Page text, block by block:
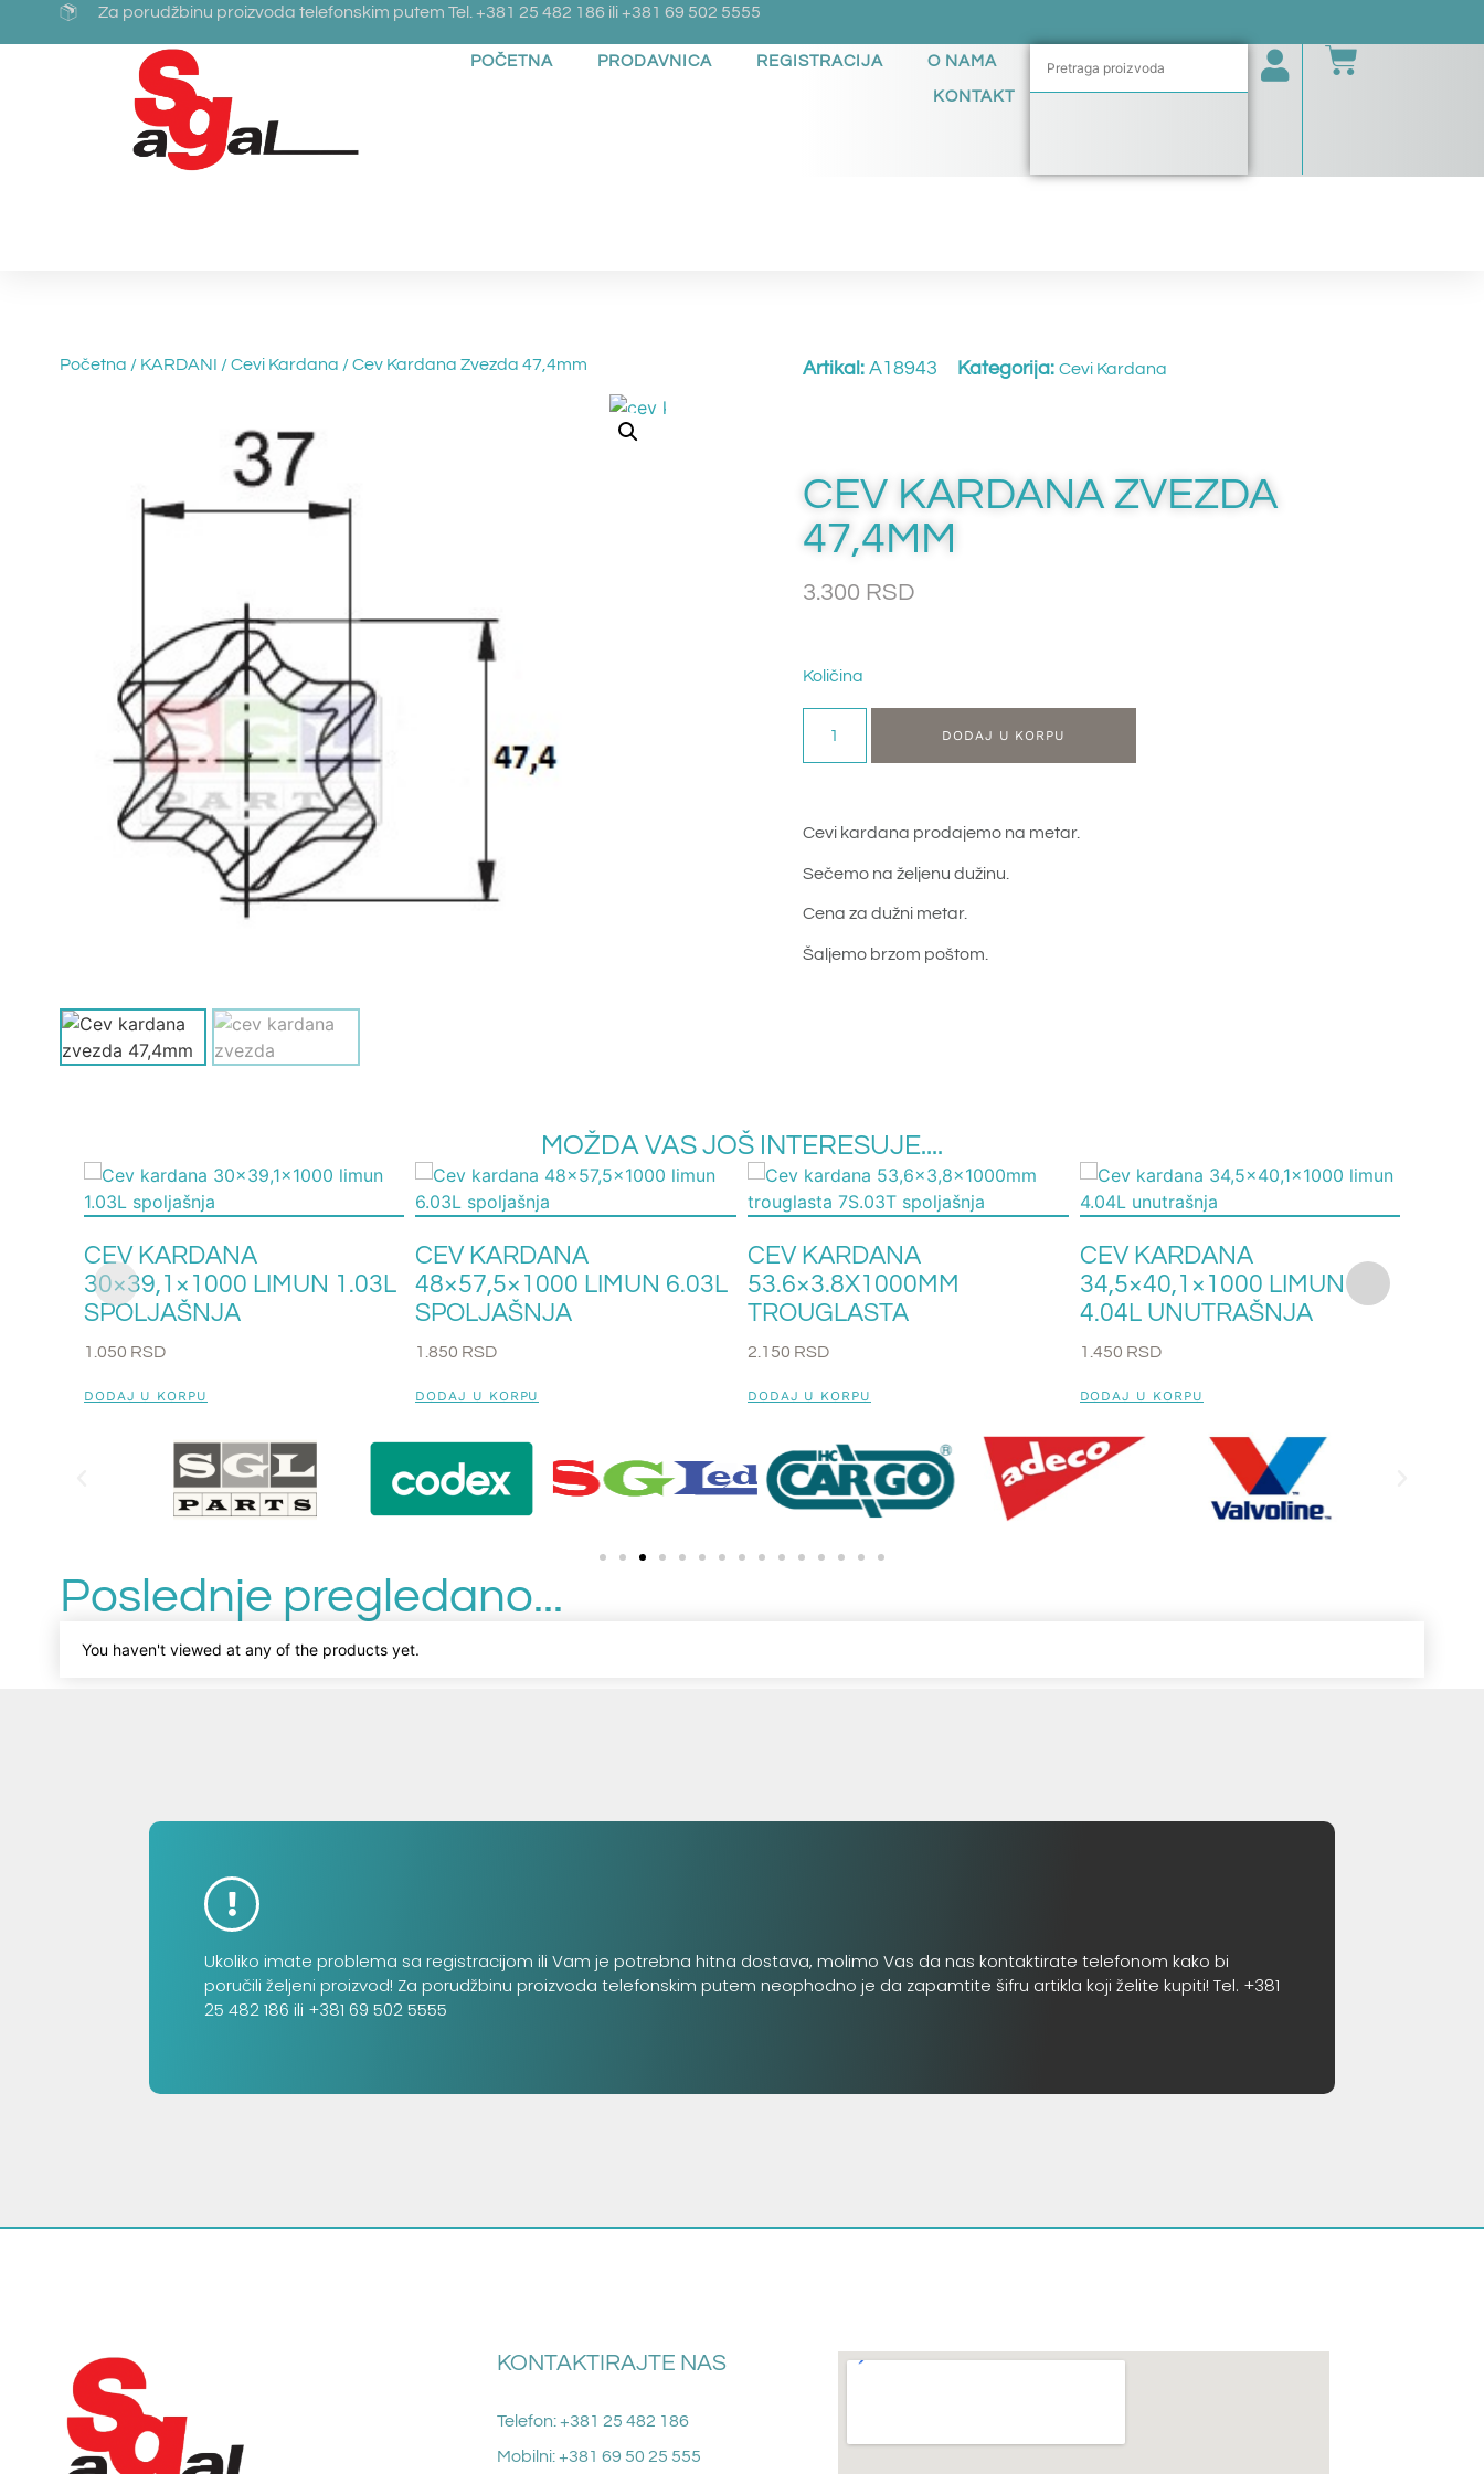
Za porudžbinu proizvoda telefonskim putem Tel. +381 25 482 186 ili +381 69 502 5555
POČETNA PRODAVNICA REGISTRACIJA O NAMA
KONTAKT
Početna / KARDANI /Cevi Kardana / Cev Kardana Zvezda 47,4mm Artikal: A18943 Kategorija: Cevi Kardana
CEV KARDANA ZVEZDA
47,4MM
3.300 RSD
Količina
DODAJ U KORPU
Cevi kardana prodajemo na metar.
Sečemo na željenu dužinu.
Cena za dužni metar.
Šaljemo brzom poštom.
MOŽDA VAS JOŠ INTERESUJE....
CEV KARDANA
30×39,1×1000 LIMUN 1.03L
SPOLJAŠNJA
1.050 RSD
DODAJ U KORPU
CEV KARDANA
48×57,5×1000 LIMUN 6.03L
SPOLJAŠNJA
1.850 RSD
DODAJ U KORPU
CEV KARDANA
53.6×3.8X1000MM
TROUGLASTA
2.150 RSD
DODAJ U KORPU
CEV KARDANA
34,5×40,1×1000 LIMUN
4.04L UNUTRAŠNJA
1.450 RSD
DODAJ U KORPU
Poslednje pregledano...
You haven't viewed at any of the products yet.
Ukoliko imate problema sa registracijom ili Vam je potrebna hitna dostava, molimo Vas da nas kontaktirate telefonom kako bi
poručili željeni proizvod! Za porudžbinu proizvoda telefonskim putem neophodno je da zapamtite šifru artikla koji želite kupiti! Tel. +381
25 482 186 ili +381 69 502 5555
KONTAKTIRAJTE NAS
Telefon: +381 25 482 186
Mobilni: +381 69 50 25 555